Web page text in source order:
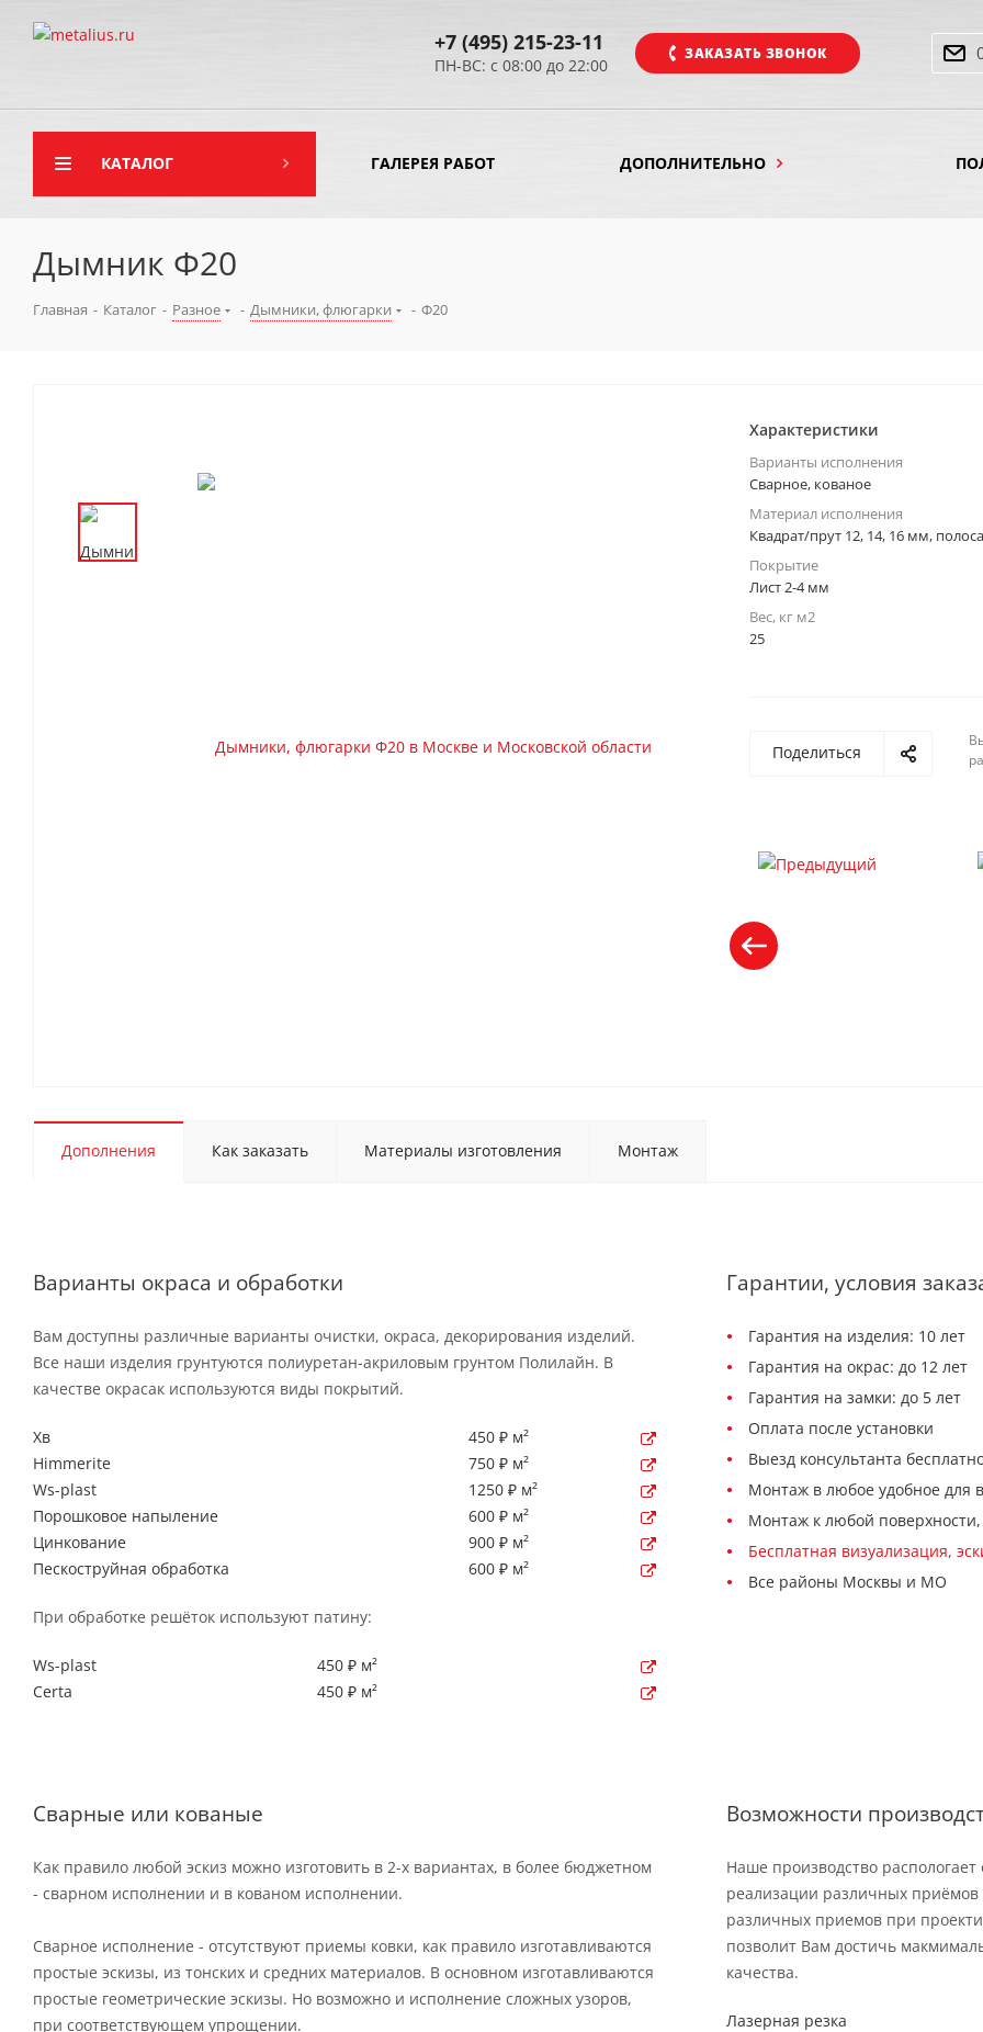
ЗАКАЗАТЬ ЗВОНОК
+7 (495) 215-23-11
ПН-ВС: с 08:00 до 22:00
КАТАЛОГ ГАЛЕРЕЯ РАБОТ ДОПОЛНИТЕЛЬНО
Дымник Ф20
Главная - Каталог - Разное - Дымники, флюгарки - Ф20
Характеристики
Варианты исполнения
Сварное, кованое
Материал исполнения
Квадрат/прут 12, 14, 16 мм, полоса
Покрытие
Лист 2-4 мм
Вес, кг м2
25
Поделиться
Дополнения Как заказать Материалы изготовления Монтаж
Варианты окраса и обработки
Вам доступны различные варианты очистки, окраса, декорирования изделий.
Все наши изделия грунтуются полиуретан-акриловым грунтом Полилайн. В
качестве окрасак используются виды покрытий.
Хв
450 ₽ м²
Himmerite
750 ₽ м²
Ws-plast
1250 ₽ м²
Порошковое напыление
600 ₽ м²
Цинкование
900 ₽ м²
Пескоструйная обработка
600 ₽ м²
При обработке решёток используют патину:
Ws-plast
450 ₽ м²
Certa
450 ₽ м²
Гарантии, условия
Гарантия на изделия: 10 лет
Гарантия на окрас: до 12 лет
Гарантия на замки: до 5 лет
Оплата после установки
Выезд консультанта
Монтаж в любое удобное для
Монтаж к любой
Бесплатная визуализация,
Все районы Москвы и МО
Сварные или кованые
Как правило любой эскиз можно изготовить в 2-х вариантах, в более бюджетном
- сварном исполнении и в кованом исполнении.
Сварное исполнение - отсутствуют приемы ковки, как правило изготавливаются
простые эскизы, из тонских и средних материалов. В основном изготавливаются
простые геометрические эскизы. Но возможно и исполнение сложных узоров,
при соответствующем упрощении.
Возможности
Наше производство
реализации различных
различных приемов при
позволит Вам достичь
качества.
Лазерная резка